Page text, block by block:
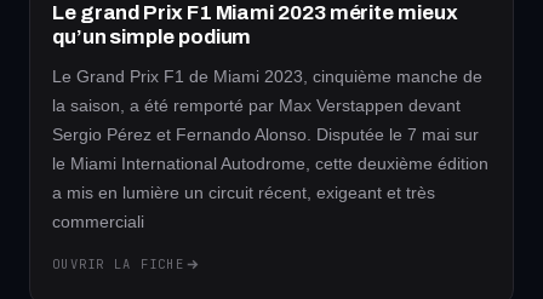
Le grand Prix F1 Miami 2023 mérite mieux
qu’un simple podium
Le Grand Prix F1 de Miami 2023, cinquième manche de
la saison, a été remporté par Max Verstappen devant
Sergio Pérez et Fernando Alonso. Disputée le 7 mai sur
le Miami International Autodrome, cette deuxième édition
a mis en lumière un circuit récent, exigeant et très
commerciali
OUVRIR LA FICHE